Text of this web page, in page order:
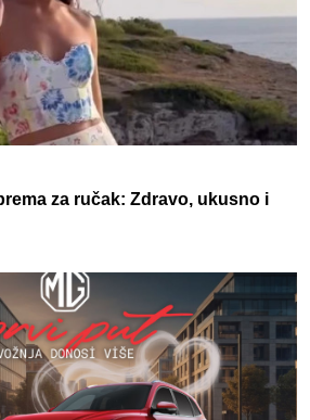
za ručak: Zdravo, ukusno i